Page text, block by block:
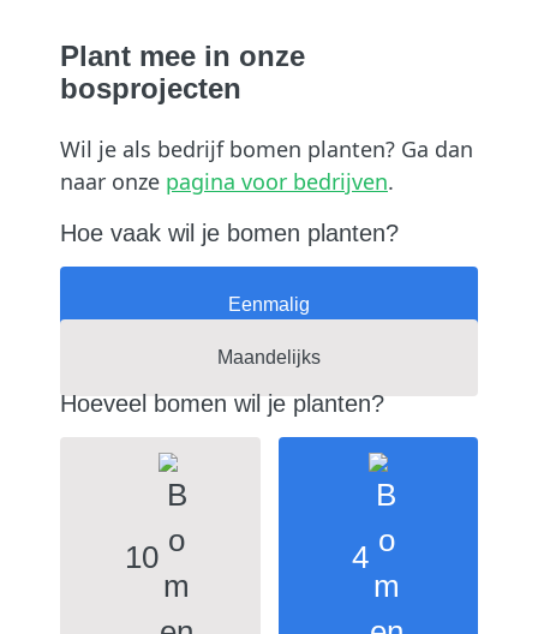
Plant mee in onze
bosprojecten
Wil je als bedrijf bomen planten? Ga dan
naar onze pagina voor bedrijven.
Hoe vaak wil je bomen planten?
Eenmalig
Maandelijks
Hoeveel bomen wil je planten?
10 4